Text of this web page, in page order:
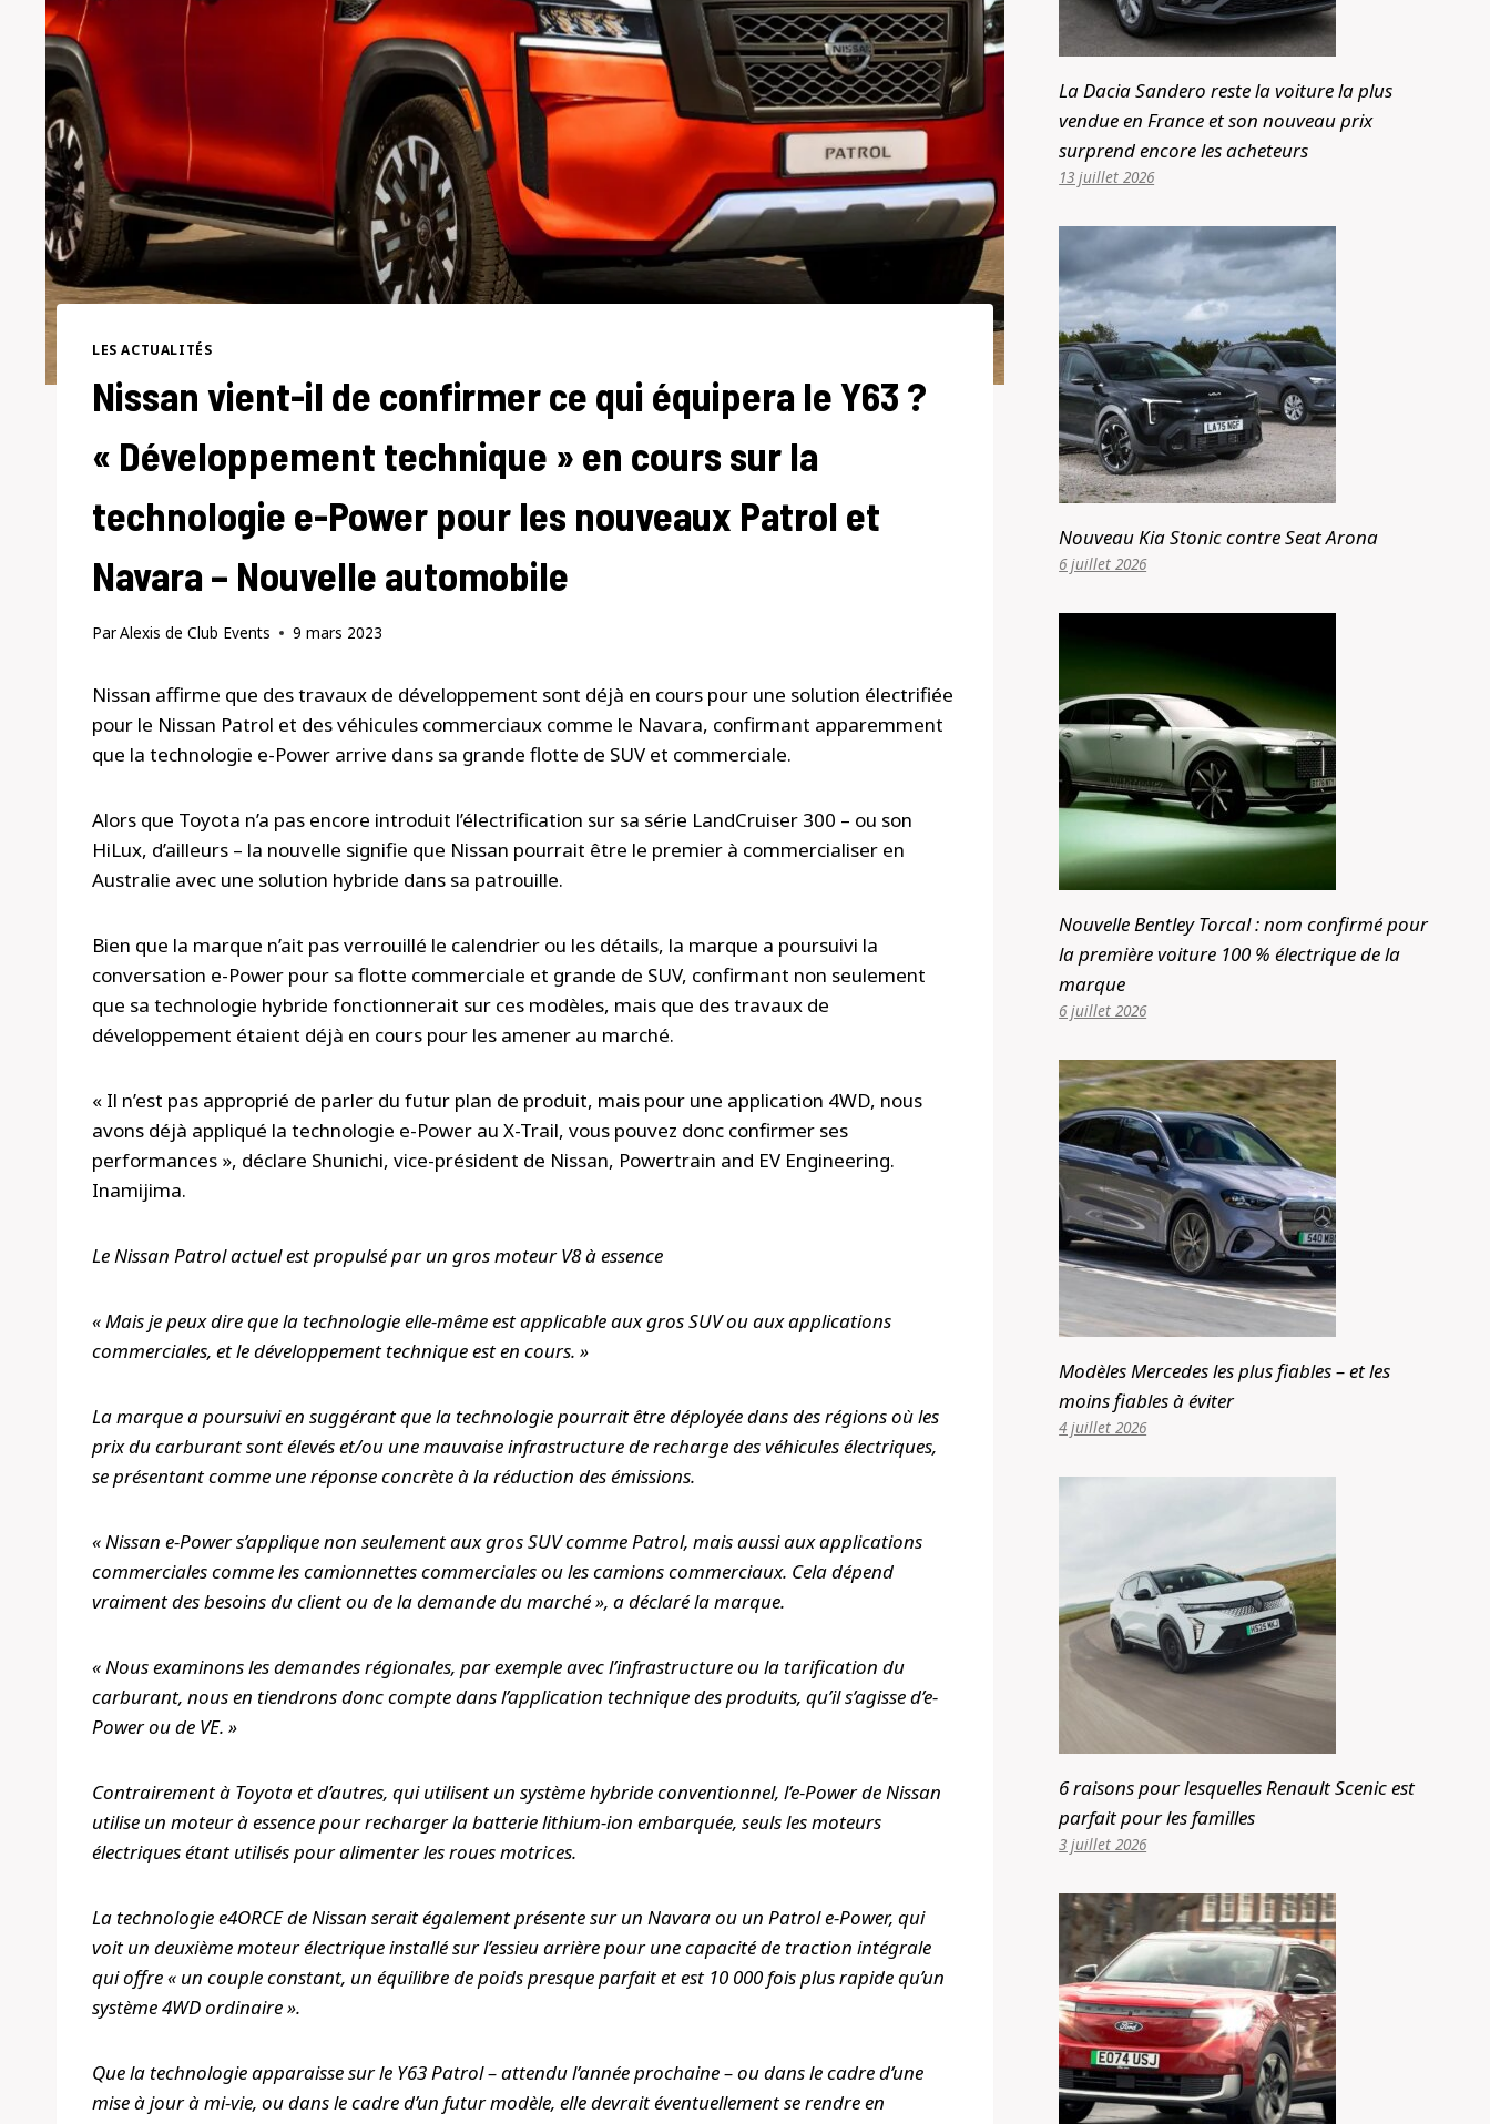
LES ACTUALITÉS
Nissan vient-il de confirmer ce qui équipera le Y63 ?
« Développement technique » en cours sur la
technologie e-Power pour les nouveaux Patrol et
Navara – Nouvelle automobile
ParAlexis de Club Events 9 mars 2023
Nissan affirme que des travaux de développement sont déjà en cours pour une solution électrifiée
pour le Nissan Patrol et des véhicules commerciaux comme le Navara, confirmant apparemment
que la technologie e-Power arrive dans sa grande flotte de SUV et commerciale.
Alors que Toyota n’a pas encore introduit l’électrification sur sa série LandCruiser 300 – ou son
HiLux, d’ailleurs – la nouvelle signifie que Nissan pourrait être le premier à commercialiser en
Australie avec une solution hybride dans sa patrouille.
Bien que la marque n’ait pas verrouillé le calendrier ou les détails, la marque a poursuivi la
conversation e-Power pour sa flotte commerciale et grande de SUV, confirmant non seulement
que sa technologie hybride fonctionnerait sur ces modèles, mais que des travaux de
développement étaient déjà en cours pour les amener au marché.
« Il n’est pas approprié de parler du futur plan de produit, mais pour une application 4WD, nous
avons déjà appliqué la technologie e-Power au X-Trail, vous pouvez donc confirmer ses
performances », déclare Shunichi, vice-président de Nissan, Powertrain and EV Engineering.
Inamijima.
Le Nissan Patrol actuel est propulsé par un gros moteur V8 à essence
« Mais je peux dire que la technologie elle-même est applicable aux gros SUV ou aux applications
commerciales, et le développement technique est en cours. »
La marque a poursuivi en suggérant que la technologie pourrait être déployée dans des régions où les
prix du carburant sont élevés et/ou une mauvaise infrastructure de recharge des véhicules électriques,
se présentant comme une réponse concrète à la réduction des émissions.
« Nissan e-Power s’applique non seulement aux gros SUV comme Patrol, mais aussi aux applications
commerciales comme les camionnettes commerciales ou les camions commerciaux. Cela dépend
vraiment des besoins du client ou de la demande du marché », a déclaré la marque.
« Nous examinons les demandes régionales, par exemple avec l’infrastructure ou la tarification du
carburant, nous en tiendrons donc compte dans l’application technique des produits, qu’il s’agisse d’e-
Power ou de VE. »
Contrairement à Toyota et d’autres, qui utilisent un système hybride conventionnel, l’e-Power de Nissan
utilise un moteur à essence pour recharger la batterie lithium-ion embarquée, seuls les moteurs
électriques étant utilisés pour alimenter les roues motrices.
La technologie e4ORCE de Nissan serait également présente sur un Navara ou un Patrol e-Power, qui
voit un deuxième moteur électrique installé sur l’essieu arrière pour une capacité de traction intégrale
qui offre « un couple constant, un équilibre de poids presque parfait et est 10 000 fois plus rapide qu’un
système 4WD ordinaire ».
Que la technologie apparaisse sur le Y63 Patrol – attendu l’année prochaine – ou dans le cadre d’une
mise à jour à mi-vie, ou dans le cadre d’un futur modèle, elle devrait éventuellement se rendre en
La Dacia Sandero reste la voiture la plus
vendue en France et son nouveau prix
surprend encore les acheteurs
13 juillet 2026
Nouveau Kia Stonic contre Seat Arona
6 juillet 2026
Nouvelle Bentley Torcal : nom confirmé pour
la première voiture 100 % électrique de la
marque
6 juillet 2026
Modèles Mercedes les plus fiables – et les
moins fiables à éviter
4 juillet 2026
6 raisons pour lesquelles Renault Scenic est
parfait pour les familles
3 juillet 2026